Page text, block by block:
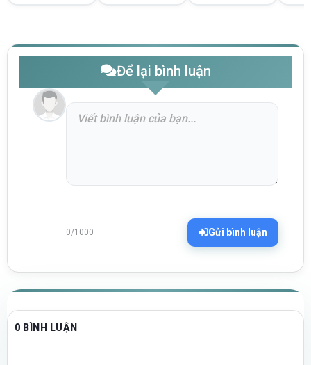
Để lại bình luận
0/1000 Gửi bình luận
0 BÌNH LUẬN